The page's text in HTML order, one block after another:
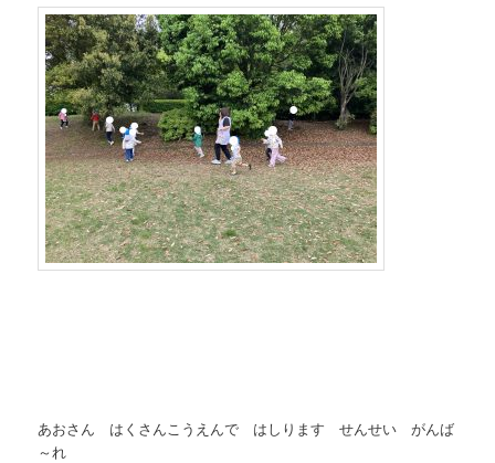
あおさん はくさんこうえんで はしります せんせい がんば
～れ